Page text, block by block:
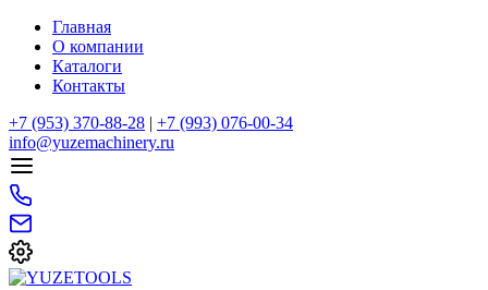
Главная
О компании
Каталоги
Контакты
+7 (953) 370-88-28 | +7 (993) 076-00-34
info@yuzemachinery.ru